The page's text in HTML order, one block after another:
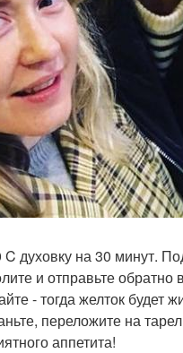
духовку на 30 минут.
и отправьте обратно
- тогда желток
переложите на
аппетита!